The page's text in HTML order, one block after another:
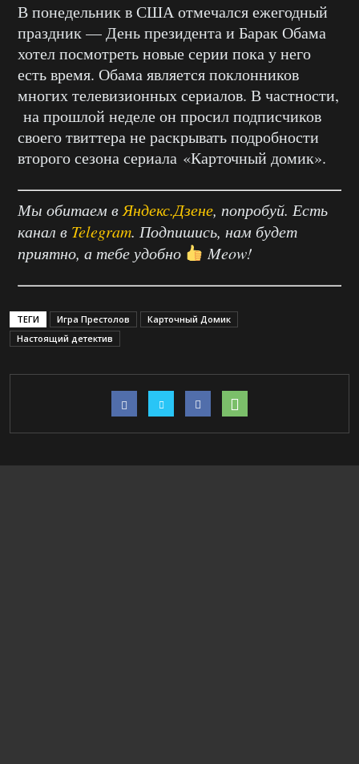
В понедельник в США отмечался ежегодный
праздник — День президента и Барак Обама
хотел посмотреть новые серии пока у него
есть время. Обама является поклонников
многих телевизионных сериалов. В частности,
на прошлой неделе он просил подписчиков
своего твиттера не раскрывать подробности
второго сезона сериала «Карточный домик».
Мы обитаем вЯндекс.Дзене, попробуй. Есть
канал в Telegram. Подпишись, нам будет
приятно, а тебе удобно
Meow!
ТЕГИ Игра Престолов
Карточный Домик
Настоящий детектив